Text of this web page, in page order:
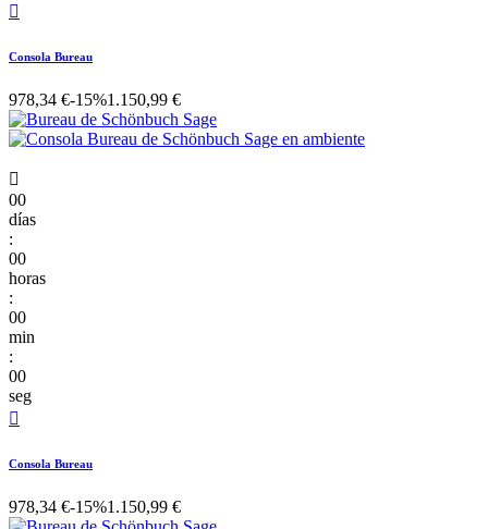

Consola Bureau
978,34 €-15%1.150,99 €

00
días
:
00
horas
:
00
min
:
00
seg

Consola Bureau
978,34 €-15%1.150,99 €